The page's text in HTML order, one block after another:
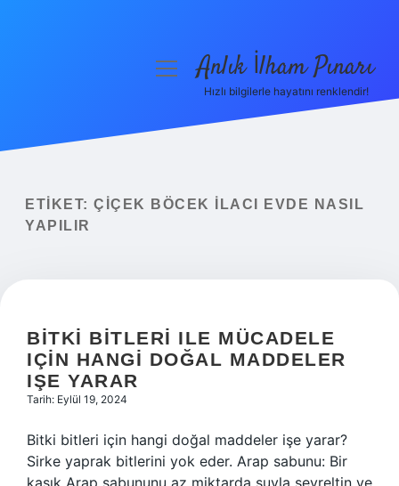
Yasal Uyarı
menüyüAnlık İlham Pınarı
Hızlı bilgilerle hayatını renklendir!
ETIKET: ÇIÇEK BÖCEK ILACI EVDE NASIL
YAPILIR
BITKI BITLERI ILE MÜCADELE
IÇIN HANGI DOĞAL MADDELER
IŞE YARAR
Tarih: Eylül 19, 2024
Bitki bitleri için hangi doğal maddeler işe yarar?
Sirke yaprak bitlerini yok eder. Arap sabunu: Bir
kaşık Arap sabununu az miktarda suyla seyreltin ve